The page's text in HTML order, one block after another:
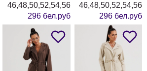
46,48,50,52,54,56
296 бел.руб
46,48,50,52,54,56
296 бел.руб